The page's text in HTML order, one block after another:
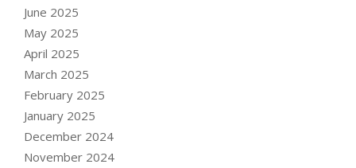
June 2025
May 2025
April 2025
March 2025
February 2025
January 2025
December 2024
November 2024